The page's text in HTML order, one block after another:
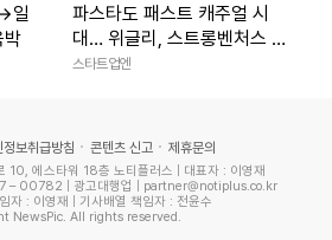
일
박
파스타도 패스트 캐주얼 시
대… 위글리, 스트롱벤처스 시
드 투자 유치
스타트업엔
정보취급방침 콘텐츠 신고 제휴문의
10, 에스타워 18층 노티플러스 | 대표자 : 이영재
– 00782 | 광고대행업 | partner@notiplus.co.kr
자 : 이영재 | 기사배열 책임자 : 전윤수
NewsPic. All rights reserved.